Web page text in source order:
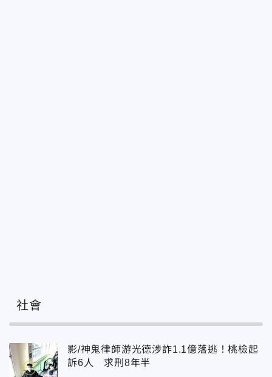
社會
影/神鬼律師游光德涉詐1.1億落逃！桃檢起
訴6人 求刑8年半